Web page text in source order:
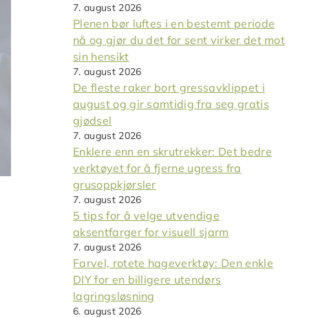
7. august 2026
Plenen bør luftes i en bestemt periode
nå og gjør du det for sent virker det mot
sin hensikt
7. august 2026
De fleste raker bort gressavklippet i
august og gir samtidig fra seg gratis
gjødsel
7. august 2026
Enklere enn en skrutrekker: Det bedre
verktøyet for å fjerne ugress fra
grusoppkjørsler
7. august 2026
5 tips for å velge utvendige
aksentfarger for visuell sjarm
7. august 2026
Farvel, rotete hageverktøy: Den enkle
DIY for en billigere utendørs
lagringsløsning
6. august 2026